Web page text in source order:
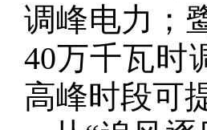
调峰电力；
40万千瓦时
高峰时段可